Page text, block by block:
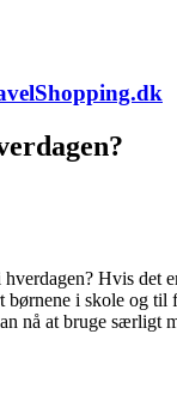
Hvis det
i skole og
nå at bruge